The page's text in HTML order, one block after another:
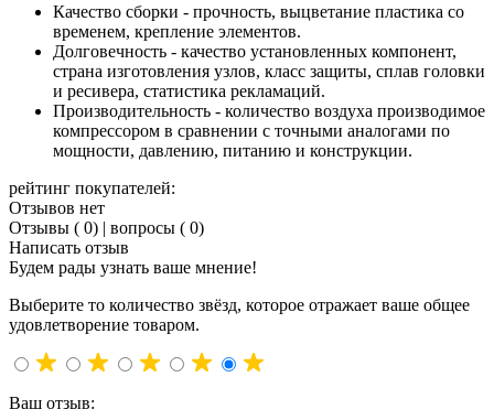
Качество сборки - прочность, выцветание пластика со
временем, крепление элементов.
Долговечность - качество установленных компонент,
страна изготовления узлов, класс защиты, сплав головки
и ресивера, статистика рекламаций.
Производительность - количество воздуха производимое
компрессором в сравнении с точными аналогами по
мощности, давлению, питанию и конструкции.
рейтинг покупателей:
Отзывов нет
Отзывы ( 0) | вопросы ( 0)
Написать отзыв
Будем рады узнать ваше мнение!
Выберите то количество звёзд, которое отражает ваше общее
удовлетворение товаром.
Ваш отзыв: